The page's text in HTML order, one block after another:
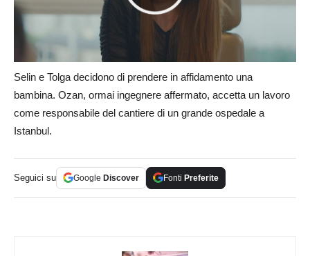
Selin e Tolga decidono di prendere in affidamento una
bambina. Ozan, ormai ingegnere affermato, accetta un lavoro
come responsabile del cantiere di un grande ospedale a
Istanbul.
Seguici su Google Discover Fonti Preferite